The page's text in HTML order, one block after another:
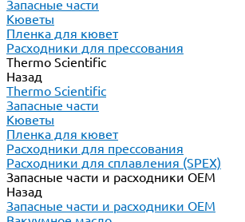
Запасные части
Кюветы
Пленка для кювет
Расходники для прессования
Thermo Scientific
Назад
Thermo Scientific
Запасные части
Кюветы
Пленка для кювет
Расходники для прессования
Расходники для сплавления (SPEX)
Запасные части и расходники ОЕМ
Назад
Запасные части и расходники ОЕМ